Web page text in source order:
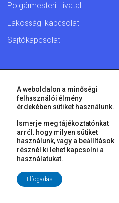
Polgármesteri Hivatal
Lakossági kapcsolat
Sajtókapcsolat
© 2026 Győr Megyei Jogú
A weboldalon a minőségi
felhasználói élmény
érdekében sütiket használunk.
Ismerje meg tájékoztatónkat
arról, hogy milyen sütiket
használunk, vagy a beállítások
résznél ki lehet kapcsolni a
használatukat.
Elfogadás